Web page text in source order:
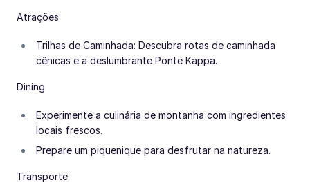
Atrações
Trilhas de Caminhada: Descubra rotas de caminhada
cênicas e a deslumbrante Ponte Kappa.
Dining
Experimente a culinária de montanha com ingredientes
locais frescos.
Prepare um piquenique para desfrutar na natureza.
Transporte